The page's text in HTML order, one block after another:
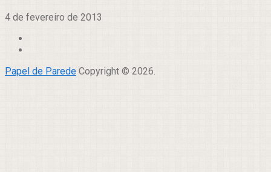
4 de fevereiro de 2013
Papel de Parede Copyright © 2026.